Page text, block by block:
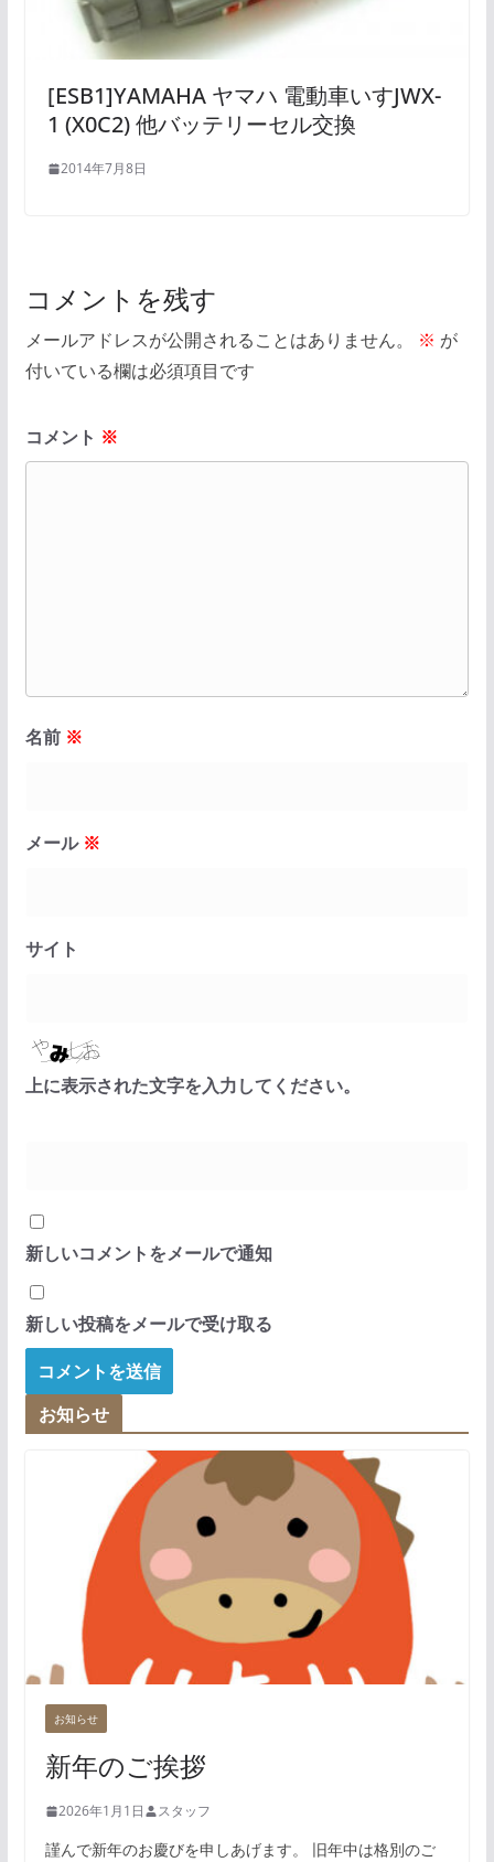
[ESB1]YAMAHA ヤマハ 電動車いすJWX-
1 (X0C2) 他バッテリーセル交換
2014年7月8日
コメントを残す
メールアドレスが公開されることはありません。 ※ が
付いている欄は必須項目です
コメント ※
名前 ※
メール ※
サイト
上に表示された文字を入力してください。
新しいコメントをメールで通知
新しい投稿をメールで受け取る
お知らせ
お知らせ
新年のご挨拶
2026年1月1日 スタッフ
謹んで新年のお慶びを申しあげます。 旧年中は格別のご